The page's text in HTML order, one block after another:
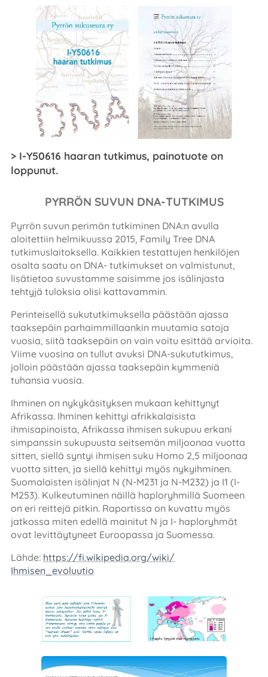
> I-Y50616 haaran tutkimus, painotuote on
loppunut.
PYRRÖN SUVUN DNA-TUTKIMUS
Pyrrön suvun perimän tutkiminen DNA:n avulla
aloitettiin helmikuussa 2015, Family Tree DNA
tutkimuslaitoksella. Kaikkien testattujen henkilöjen
osalta saatu on DNA- tutkimukset on valmistunut,
lisätietoa suvustamme saisimme jos isälinjasta
tehtyjä tuloksia olisi kattavammin.
Perinteisellä sukututkimuksella päästään ajassa
taaksepäin parhaimmillaankin muutamia satoja
vuosia, siitä taaksepäin on vain voitu esittää arvioita.
Viime vuosina on tullut avuksi DNA-sukututkimus,
jolloin päästään ajassa taaksepäin kymmeniä
tuhansia vuosia.
Ihminen on nykykäsityksen mukaan kehittynyt
Afrikassa. Ihminen kehittyi afrikkalaisista
ihmisapinoista, Afrikassa ihmisen sukupuu erkani
simpanssin sukupuusta seitsemän miljoonaa vuotta
sitten, siellä syntyi ihmisen suku Homo 2,5 miljoonaa
vuotta sitten, ja siellä kehittyi myös nykyihminen.
Suomalaisten isälinjat N (N-M231 ja N-M232) ja I1 (I-
M253). Kulkeutuminen näillä haploryhmillä Suomeen
on eri reittejä pitkin. Raportissa on kuvattu myös
jatkossa miten edellä mainitut N ja I- haploryhmät
ovat levittäytyneet Euroopassa ja Suomessa.
Lähde: https://fi.wikipedia.org/wiki/
Ihmisen_evoluutio